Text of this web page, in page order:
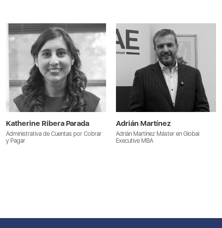
Katherine Ribera Parada
Administrativa de Cuentas por Cobrar
y Pagar
Adrián Martínez
Adrián Martínez Máster en Global
Executive MBA